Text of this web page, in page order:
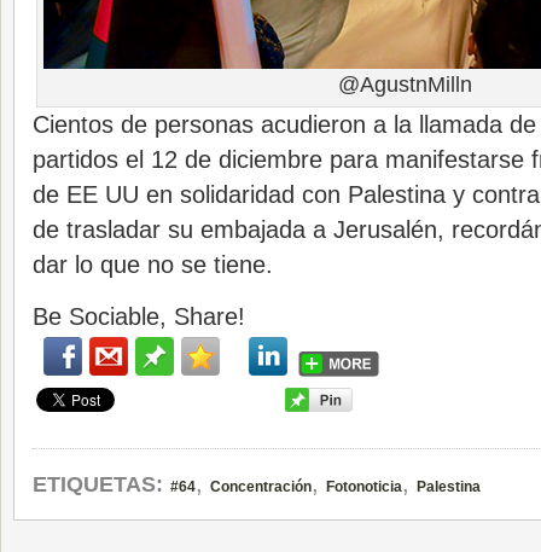
@AgustnMilln
Cientos de personas acudieron a la llamada
partidos el 12 de diciembre para manifestarse
de EE UU en solidaridad con Palestina y
de trasladar su embajada a Jerusalén,
dar lo que no se tiene.
Be Sociable, Share!
ETIQUETAS: #64, Concentración, Fotonoticia, Palestina